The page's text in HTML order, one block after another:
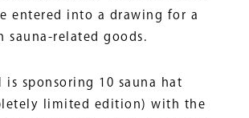
entered into a drawing for a
sauna-related goods.
is sponsoring 10 sauna hat
limited edition) with the